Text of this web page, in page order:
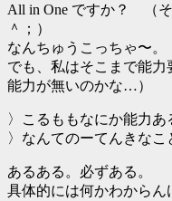
All in One ですか？ （
＾；）
なんちゅうこっちゃ〜。
でも、私はそこまで能力
能力が無いのかな…）
〉こるももなにか能力あ
〉なんてのーてんきなこ
あるある。必ずある。
具体的には何かわからん